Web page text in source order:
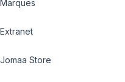
Marques
Extranet
Jomaa Store